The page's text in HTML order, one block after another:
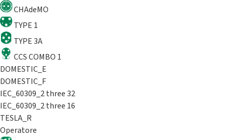
CHAdeMO
TYPE 1
TYPE 3A
CCS COMBO 1
DOMESTIC_E
DOMESTIC_F
IEC_60309_2 three 32
IEC_60309_2 three 16
TESLA_R
Operatore